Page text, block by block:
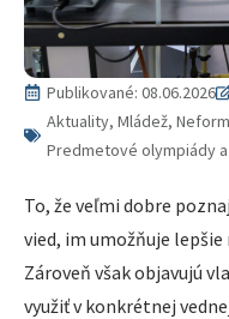
Publikované: 08.06.2026
Aktuality, Mládež,
Predmetové olympiády
To, že veľmi dobre
vied, im umožňuje
Zároveň však objavujú
využiť v konkrétnej